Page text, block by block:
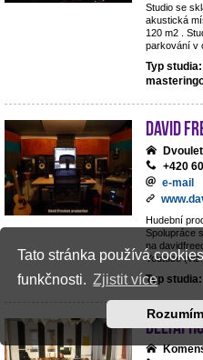
Tato stránka používá
funkčnosti. Zjistit více
Rozumím
Studio se
akustická
120 m2 .
parkování v
Typ
David
+420
e-mail
Hudební
Spolupráce
na
Youtube
Typ